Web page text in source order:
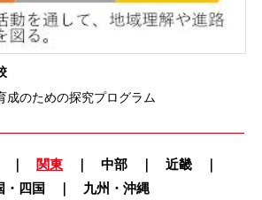
成のための探究プログラム
｜ 関東 ｜ 中部 ｜ 近畿
｜
・四国
｜ 九州・沖縄